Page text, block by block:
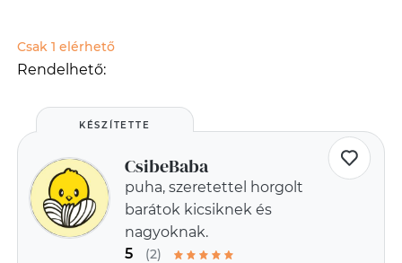
Csak 1 elérhető
Rendelhető:
KÉSZÍTETTE
CsibeBaba
puha, szeretettel horgolt
barátok kicsiknek és
nagyoknak.
5
(2)